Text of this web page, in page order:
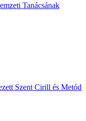
Tanácsának
Szent Cirill és Metód